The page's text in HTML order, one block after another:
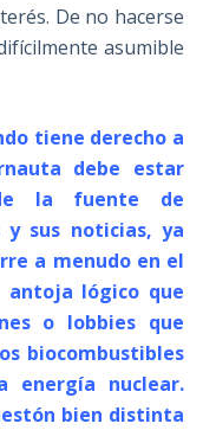
De no hacerse
asumible
tiene derecho a
debe estar
la fuente de
y sus noticias, ya
a menudo en el
antoja lógico que
o lobbies que
biocombustibles
energía nuclear.
bien distinta